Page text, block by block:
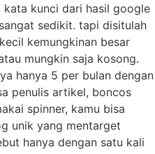
kunci dari hasil google
sedikit. tapi disitulah
kemungkinan besar
mungkin saja kosong.
hanya 5 per bulan dengan
penulis artikel, boncos
spinner, kamu bisa
unik yang mentarget
hanya dengan satu kali